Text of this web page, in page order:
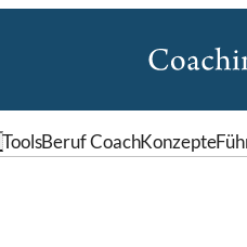
ToolsBeruf CoachKonzepte